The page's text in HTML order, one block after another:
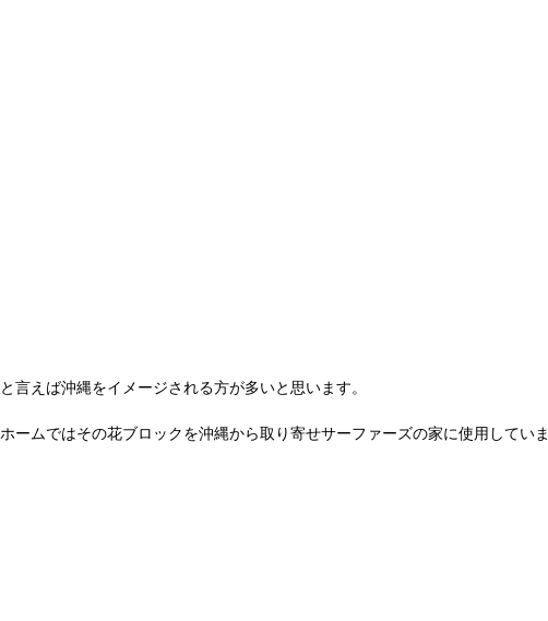
言えば沖縄をイメージされる方が多いと思います。
ームではその花ブロックを沖縄から取り寄せサーファーズの家に使用していま